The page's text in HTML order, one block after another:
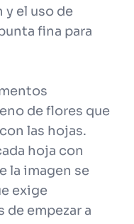
el uso de
fina para
de flores que
las hojas.
hoja con
la imagen se
exige
empezar a